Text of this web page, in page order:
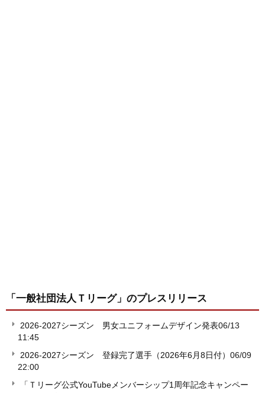
「一般社団法人Ｔリーグ」 のプレスリリース
2026-2027シーズン 男女ユニフォームデザイン発表06/13
11:45
2026-2027シーズン 登録完了選手（2026年6月8日付） 06/09
22:00
「Ｔリーグ公式YouTubeメンバーシップ1周年記念キャンペー